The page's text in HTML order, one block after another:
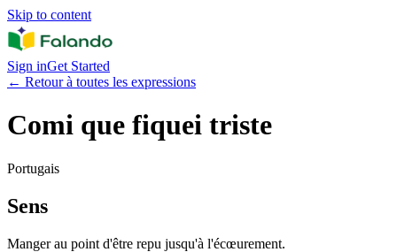
Skip to content
Sign inGet Started
← Retour à toutes les expressions
Comi que fiquei triste
Portugais
Sens
Manger au point d'être repu jusqu'à l'écœurement.